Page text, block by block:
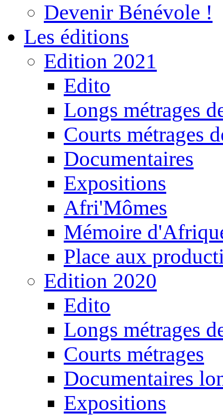
Devenir Bénévole !
Les éditions
Edition 2021
Edito
Longs métrages
Courts métrages
Documentaires
Expositions
Afri'Mômes
Mémoire
Place aux
Edition 2020
Edito
Longs métrages
Courts métrages
Documentaires
Expositions